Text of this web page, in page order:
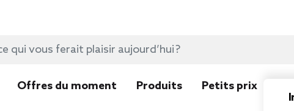
Offres du moment Produits Petits prix